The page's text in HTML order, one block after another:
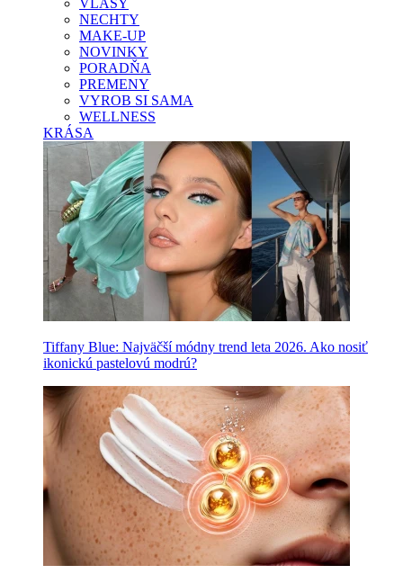
VLASY
NECHTY
MAKE-UP
NOVINKY
PORADŇA
PREMENY
VYROB SI SAMA
WELLNESS
KRÁSA
Tiffany Blue: Najväčší módny trend leta 2026. Ako nosiť
ikonickú pastelovú modrú?